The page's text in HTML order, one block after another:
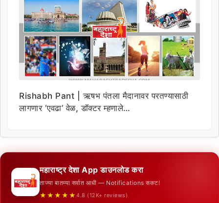
Rishabh Pant | ऋषभ पंतला मैदानावर परतण्यासाठी
लागणार ‘एवढा’ वेळ, डॉक्टर म्हणाले…
महाराष्ट्र देशा App डाउनलोड करा
ताज्या बातम्या सर्वात आधी — Notifications सकट!
★★★★★ 4.8 (12K+ reviews)